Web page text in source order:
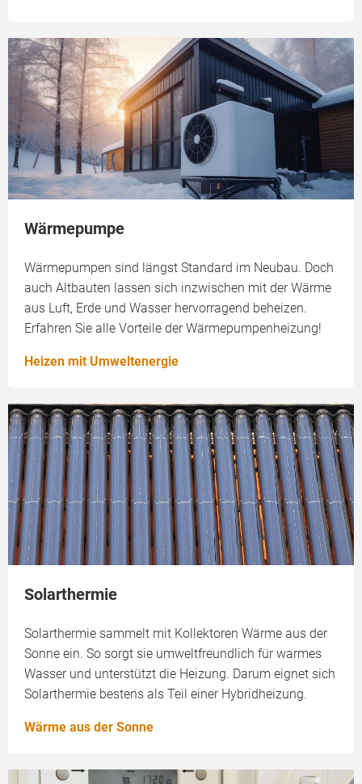
Wärmepumpe
Wärmepumpen sind längst Standard im Neubau. Doch
auch Altbauten lassen sich inzwischen mit der Wärme
aus Luft, Erde und Wasser hervorragend beheizen.
Erfahren Sie alle Vorteile der Wärmepumpenheizung!
Heizen mit Umweltenergie
Solarthermie
Solarthermie sammelt mit Kollektoren Wärme aus der
Sonne ein. So sorgt sie umweltfreundlich für warmes
Wasser und unterstützt die Heizung. Darum eignet sich
Solarthermie bestens als Teil einer Hybridheizung.
Wärme aus der Sonne